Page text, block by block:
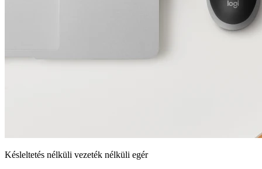
Késleltetés nélküli vezeték nélküli egér